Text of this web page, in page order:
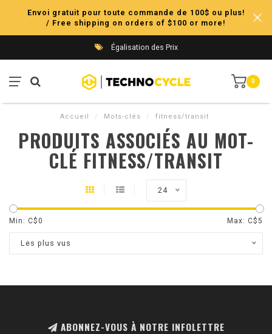
Envoi gratuit pour toute commande de 100$ ou plus!
/ Free shipping on orders of $100 or more!
Égalisation des Prix
0
Accueil / Mots-clés / fitness/transit
PRODUITS ASSOCIÉS AU MOT-
CLÉ FITNESS/TRANSIT
24
Min: C$0 Max: C$5
Les plus vus
ABONNEZ-VOUS À NOTRE INFOLETTRE